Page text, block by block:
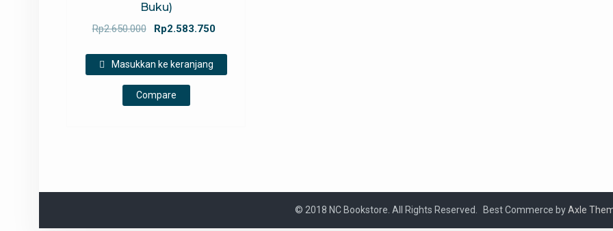
Buku)
Rp2.650.000
Harga
adalah:
Rp2.650.000.
Rp2.583.750
adalah:
Masukkan ke keranjang
Compare
© 2018 NC Bookstore. All Rights Reserved. Best Commerce byAxle